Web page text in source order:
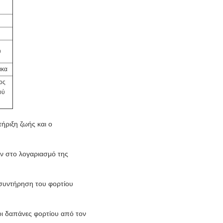
ζωής και ο
στο λογαριασμό της
του φορτίου
δαπάνες φορτίου από τον